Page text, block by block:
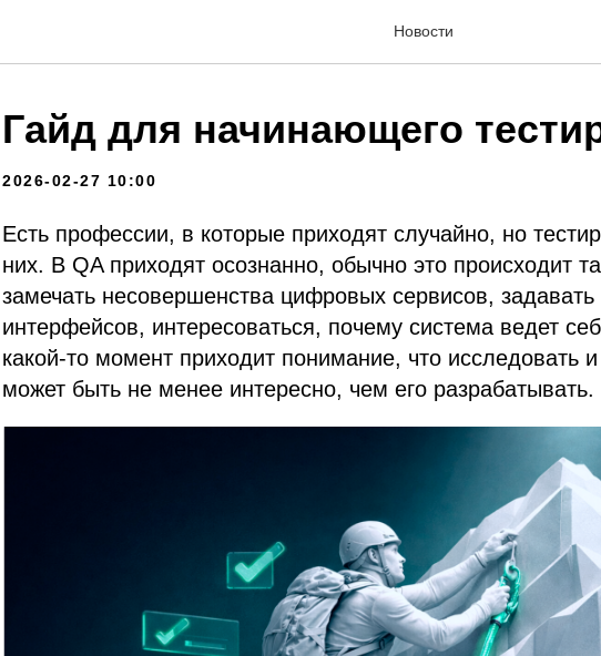
Новости
Гайд для начинающего
2026-02-27 10:00
Есть профессии, в которые приходят случайно, но
них. В QA приходят осознанно, обычно это происходит
замечать несовершенства цифровых сервисов, задавать
интерфейсов, интересоваться, почему система ведет
какой-то момент приходит понимание, что исследовать
может быть не менее интересно, чем его разрабатывать.